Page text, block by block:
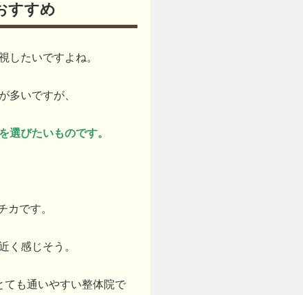
すすめ
したいですよね。
多いですが、
選びたいものです。
カです。
く感じそう。
ても通いやすい整体院で